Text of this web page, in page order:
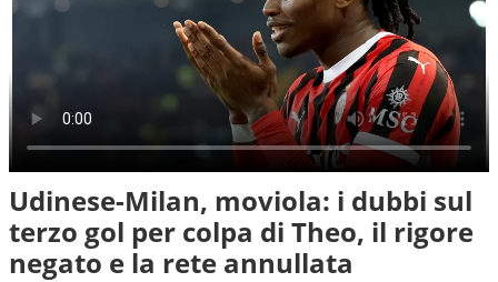
Udinese-Milan, moviola: i dubbi sul
terzo gol per colpa di Theo, il rigore
negato e la rete annullata